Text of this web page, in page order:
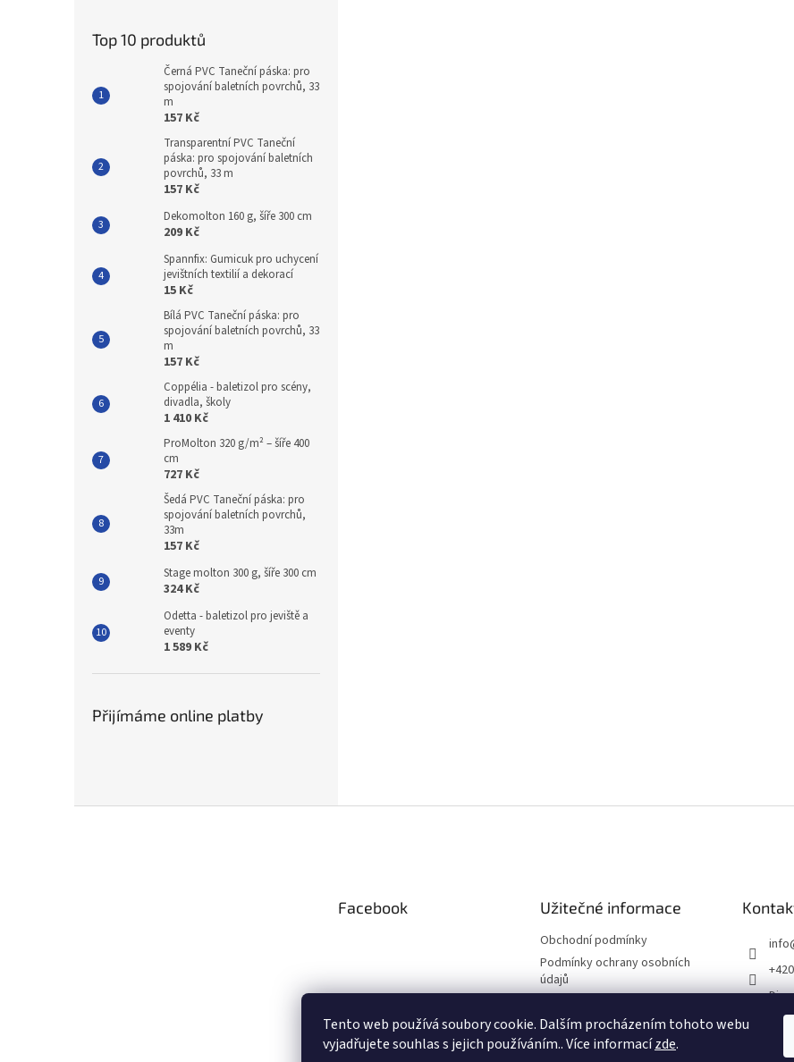
Tento web používá soubory cookie. Dalším procházením tohoto webu
vyjadřujete souhlas s jejich používáním.. Více informacízde.
Top 10 produktů
Černá PVC Taneční páska: pro
spojování baletních povrchů, 33
m
157 Kč
Transparentní PVC Taneční
páska: pro spojování baletních
povrchů, 33 m
157 Kč
Dekomolton 160 g, šíře 300 cm
209 Kč
Spannfix: Gumicuk pro uchycení
jevištních textilií a dekorací
15 Kč
Bílá PVC Taneční páska: pro
spojování baletních povrchů, 33
m
157 Kč
Coppélia - baletizol pro scény,
divadla, školy
1 410 Kč
ProMolton 320 g/m² – šíře 400
cm
727 Kč
Šedá PVC Taneční páska: pro
spojování baletních povrchů,
33m
157 Kč
Stage molton 300 g, šíře 300 cm
324 Kč
Odetta - baletizol pro jeviště a
eventy
1 589 Kč
Přijímáme online platby
Facebook Užitečné informace
Obchodní podmínky
Podmínky ochrany osobních
údajů
Reklamační řád
info